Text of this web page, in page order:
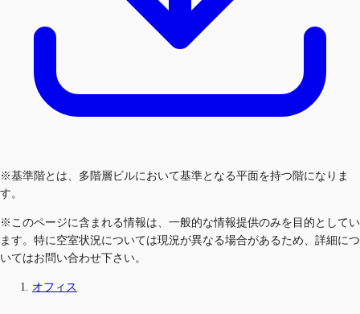
※基準階とは、多階層ビルにおいて基準となる平面を持つ階になりま
す。
※このページに含まれる情報は、一般的な情報提供のみを目的としてい
ます。特に空室状況については現況が異なる場合があるため、詳細につ
いてはお問い合わせ下さい。
オフィス